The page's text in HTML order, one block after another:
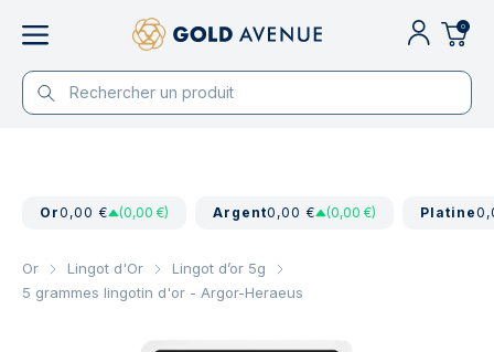
0
Or0,00 € (0,00 €) Argent0,00 € (0,00 €) Platine
Or Lingot d'Or
Lingot d’or 5g
5 grammes lingotin d'or - Argor-Heraeus